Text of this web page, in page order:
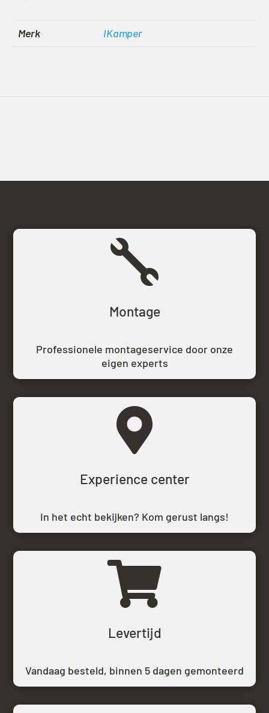
Merk IKamper

Montage
Professionele montageservice door onze
eigen experts

Experience center
In het echt bekijken? Kom gerust langs!

Levertijd
Vandaag besteld, binnen 5 dagen gemonteerd